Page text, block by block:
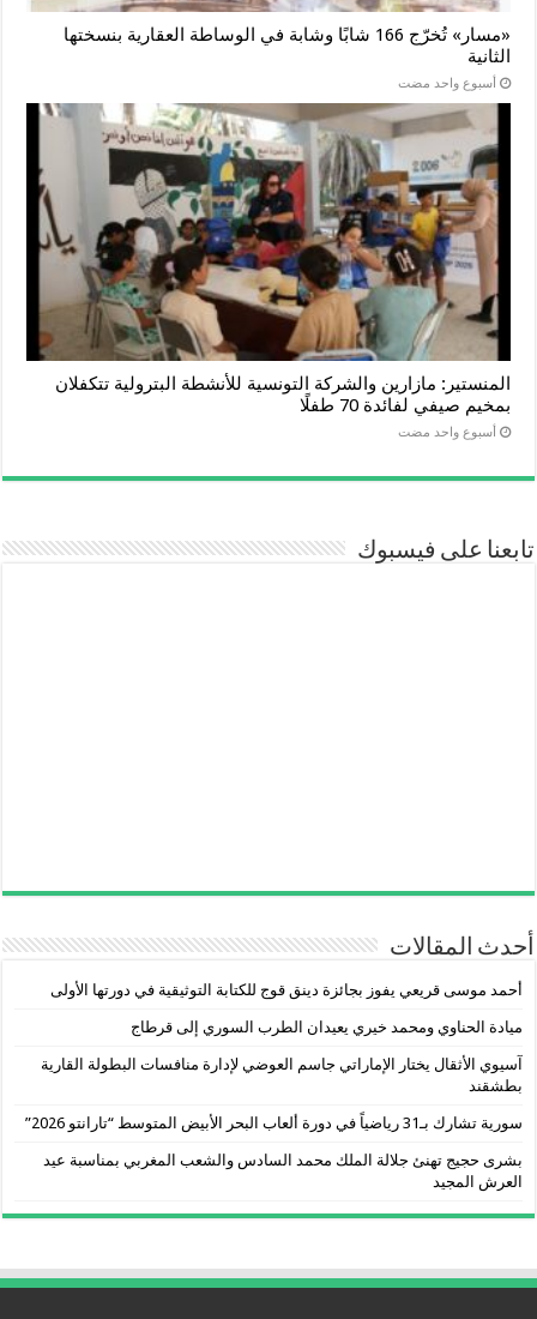
«مسار» تُخرّج 166 شابًا وشابة في الوساطة العقارية بنسختها
الثانية
‏أسبوع واحد مضت
المنستير: مازارين والشركة التونسية للأنشطة البترولية تتكفلان
بمخيم صيفي لفائدة 70 طفلًا
‏أسبوع واحد مضت
تابعنا على فيسبوك
أحدث المقالات
أحمد موسى قريعي يفوز بجائزة دينق قوج للكتابة التوثيقية في دورتها الأولى
ميادة الحناوي ومحمد خيري يعيدان الطرب السوري إلى قرطاج
آسيوي الأثقال يختار الإماراتي جاسم العوضي لإدارة منافسات البطولة القارية
بطشقند
سورية تشارك بـ31 رياضياً في دورة ألعاب البحر الأبيض المتوسط “تارانتو 2026”
بشرى حجيج تهنئ جلالة الملك محمد السادس والشعب المغربي بمناسبة عيد
العرش المجيد